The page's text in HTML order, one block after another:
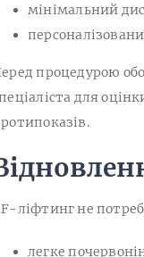
мінімальний
процедурою
для
ліфтинг не
легке